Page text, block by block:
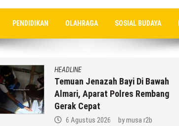
PENDIDIKAN OLAHRAGA SOSIAL BUDAYA
HEADLINE
Temuan Jenazah Bayi Di Bawah
Almari, Aparat Polres Rembang
Gerak Cepat
6 Agustus 2026 bymusa r2b